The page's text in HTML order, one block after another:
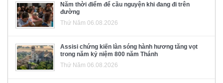
Năm thời điểm để cầu nguyện khi đang đi trên
đường
Thứ Năm 06.08.2026
Assisi chứng kiến làn sóng hành hương tăng vọt
trong năm kỷ niệm 800 năm Thánh
Thứ Năm 06.08.2026